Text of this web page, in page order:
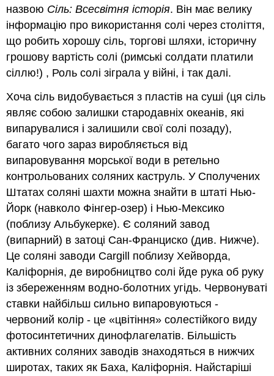
назвою Сіль: Всесвітня історія. Він має велику
інформацію про використання солі через століття,
що робить хорошу сіль, торгові шляхи, історичну
грошову вартість солі (римські солдати платили
сіллю!) , Роль солі зіграла у війні, і так далі.
Хоча сіль видобувається з пластів на суші (ця сіль
являє собою залишки стародавніх океанів, які
випарувалися і залишили свої солі позаду),
багато чого зараз виробляється від
випаровування морської води в ретельно
контрольованих соляних каструль. У Сполучених
Штатах соляні шахти можна знайти в штаті Нью-
Йорк (навколо Фінгер-озер) і Нью-Мексико
(поблизу Альбукерке). Є соляний завод
(випарний) в затоці Сан-Франциско (див. Нижче).
Це соляні заводи Cargill поблизу Хейворда,
Каліфорнія, де виробництво солі йде рука об руку
із збереженням водно-болотних угідь. Червонуваті
ставки найбільш сильно випаровуються -
червоний колір - це «цвітіння» солестійкого виду
фотосинтетичних динофлагелатів. Більшість
активних соляних заводів знаходяться в нижчих
широтах, таких як Баха, Каліфорнія. Найстаріші